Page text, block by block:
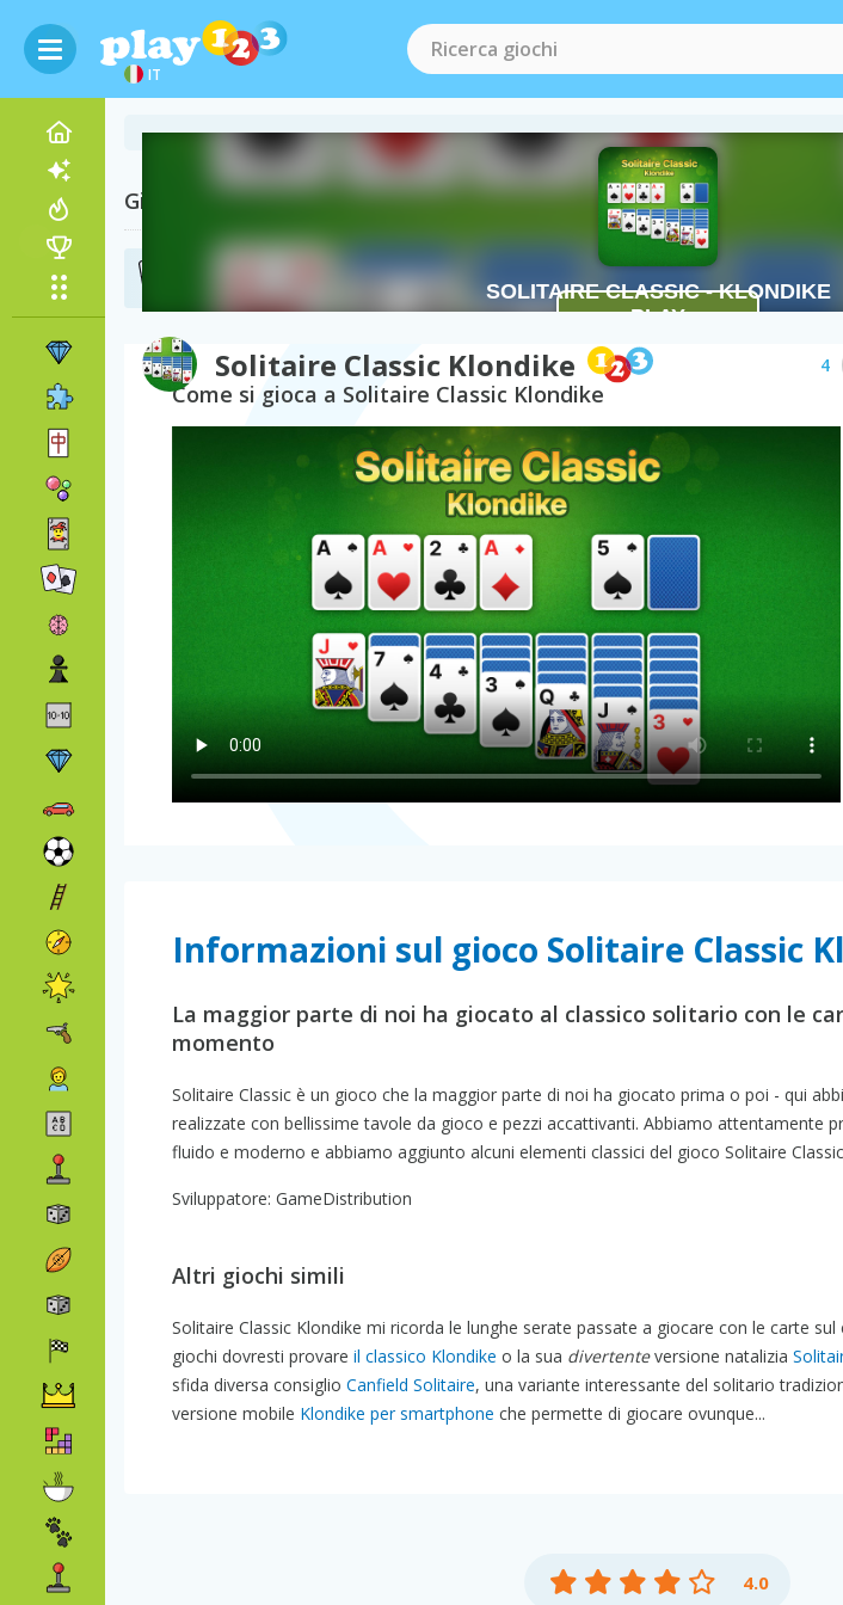
IT
Solitaire Classic Klondike 4
Giochi Correlati
(182)
Come si gioca a Solitaire Classic Klondike
Informazioni sul gioco Solitaire Classic
La maggior parte di noi ha giocato al classico solitario con le
momento
Solitaire Classic è un gioco che la maggior parte di noi ha giocato prima o poi - qui
realizzate con bellissime tavole da gioco e pezzi accattivanti. Abbiamo attentamente
fluido e moderno e abbiamo aggiunto alcuni elementi classici del gioco Solitaire
Sviluppatore: GameDistribution
Altri giochi simili
Solitaire Classic Klondike mi ricorda le lunghe serate passate a giocare con le carte
giochi dovresti provare il classico Klondike o la sua divertenteversione natalizia
sfida diversa consiglio Canfield Solitaire, una variante interessante del solitario
versione mobile Klondike per smartphone che permette di giocare ovunque...
4.0